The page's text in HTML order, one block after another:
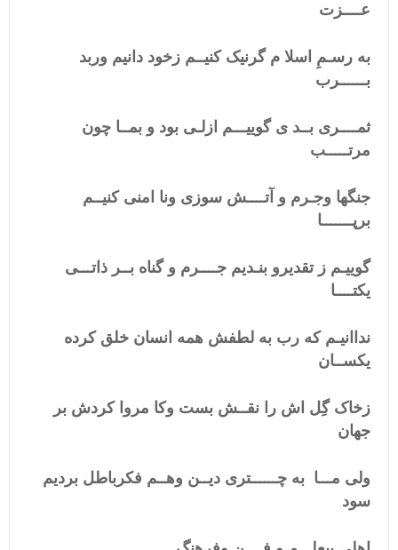
عــــزت
به رسـمِ اسلا م گرنیک کنیــم زخود دانیم وربد
بــــــرب
ثمــــری بــد ی گوییـــم ازلـی بود و بمــا چون
مرتـــــب
جنگها وجـرم و آتــــش سوزی ونا امنی کنیــم
برپـــــــا
گوییـم ز تقدیرو بنـدیم جــــرم و گناه بــر ذاتـــی
یکتــــا
نداانیـم که رب به لطفش همه انسان خلق کرده
یکســان
زخاک گِل اش را نقــش بست وکا مروا کردش بر
جهان
ولی مـــا به چــــــتری دیــن وهــم فکرباطل بردیم
سود